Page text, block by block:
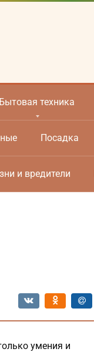
Бытовая техника
Посадка
и вредители
умения и